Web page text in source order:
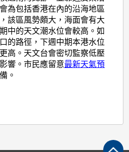
為包括香港在內的沿海地區
該區風勢頗大，海面會有大
中的天文潮水位會較高。如
的路徑，下週中期本港水位
高。天文台會密切監察低壓
響。市民應留意最新天氣預
。